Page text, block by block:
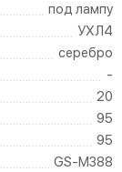
под лампу
УХЛ4
серебро
-
20
95
95
GS-M388